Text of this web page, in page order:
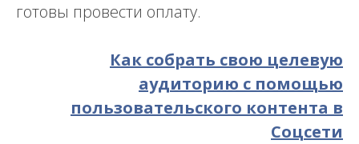
готовы провести оплату.
Как собрать свою целевую
аудиторию с помощью
пользовательского контента в
Соцсети